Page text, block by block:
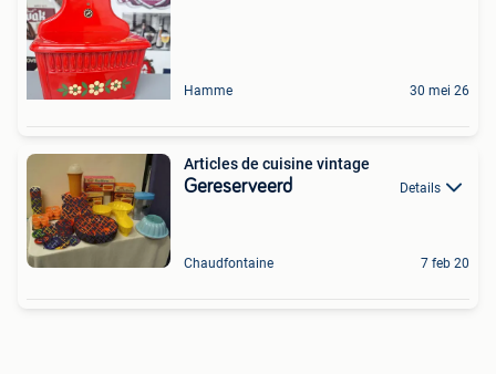
Hamme 30 mei 26
Articles de cuisine vintage
Gereserveerd Details
Chaudfontaine 7 feb 20